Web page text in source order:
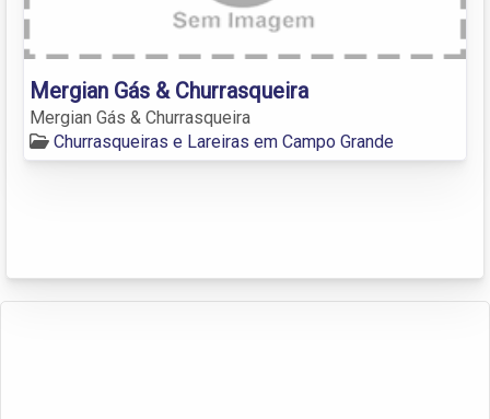
Mergian Gás & Churrasqueira
Mergian Gás & Churrasqueira
Churrasqueiras e Lareiras em Campo Grande